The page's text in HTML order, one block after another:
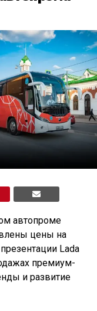
автопроме
цены на
Lada
премиум-
и развитие